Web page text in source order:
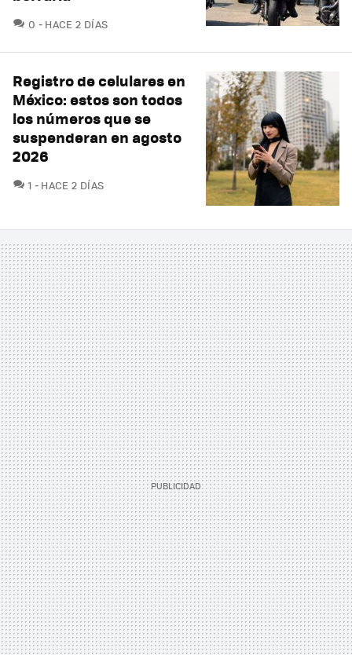
0 COMENTARIOS
HACE 2 DÍAS
Registro de celulares en
México: estos son todos
los números que se
suspenderan en agosto
2026
1 COMENTARIOS
HACE 2 DÍAS